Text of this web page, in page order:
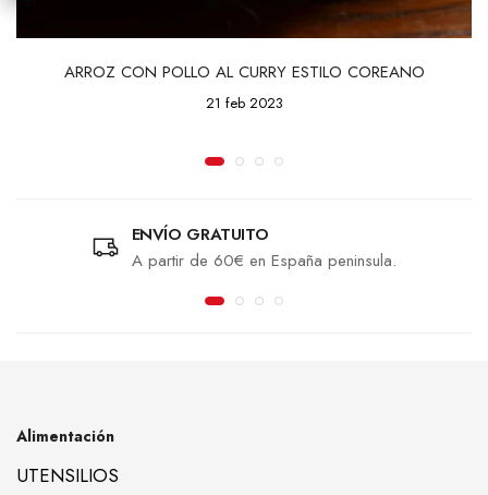
ARROZ CON POLLO AL CURRY ESTILO COREANO
21 feb 2023
ENVÍO GRATUITO
A partir de 60€ en España peninsula.
Alimentación
UTENSILIOS